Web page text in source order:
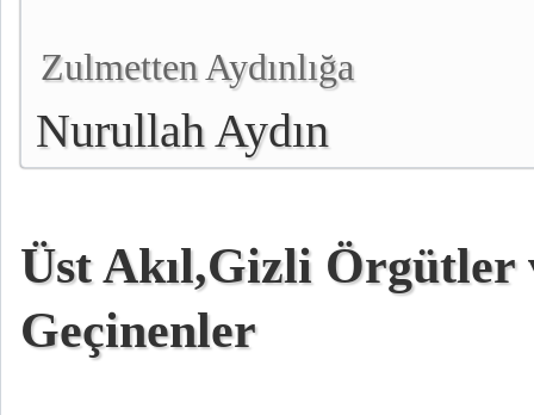
Zulmetten Aydınlığa
Nurullah Aydın
Üst Akıl,Gizli Örgütler
Geçinenler